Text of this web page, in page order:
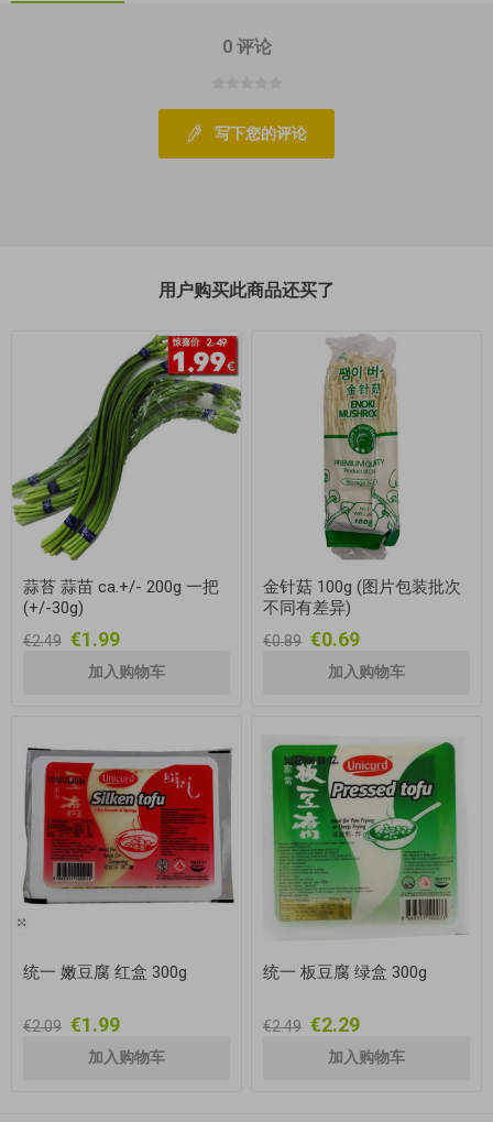
0 评论
写下您的评论
用户购买此商品还买了
蒜苔 蒜苗 ca.+/- 200g 一把
(+/-30g)
€2.49 €1.99
金针菇 100g (图片包装批次
不同有差异)
€0.89 €0.69
统一 嫩豆腐 红盒 300g
€2.09 €1.99
统一 板豆腐 绿盒 300g
€2.49 €2.29